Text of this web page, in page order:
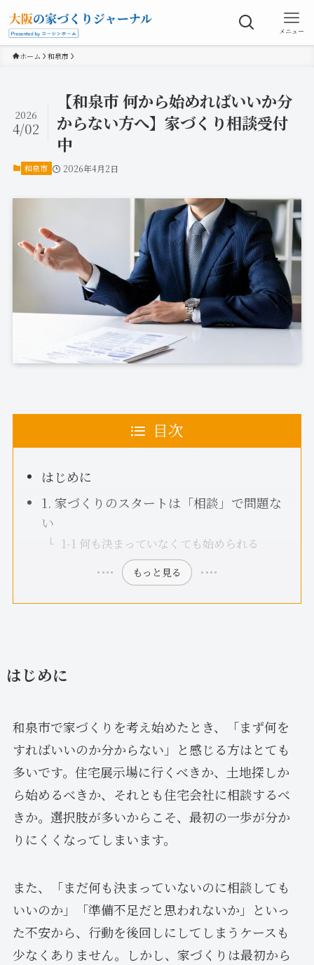
メニュー
ホーム 和泉市
【和泉市 何から始めればいいか分
からない方へ】家づくり相談受付
中
2026
4/02
和泉市 2026年4月2日
目次
はじめに
1. 家づくりのスタートは「相談」で問題な
い
1-1 何も決まっていなくても始められる
もっと見る
はじめに
和泉市で家づくりを考え始めたとき、「まず何を
すればいいのか分からない」と感じる方はとても
多いです。住宅展示場に行くべきか、土地探しか
ら始めるべきか、それとも住宅会社に相談するべ
きか。選択肢が多いからこそ、最初の一歩が分か
りにくくなってしまいます。
また、「まだ何も決まっていないのに相談しても
いいのか」「準備不足だと思われないか」といっ
た不安から、行動を後回しにしてしまうケースも
少なくありません。しかし、家づくりは最初から